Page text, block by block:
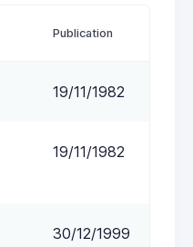
Publication
19/11/1982
19/11/1982
30/12/1999